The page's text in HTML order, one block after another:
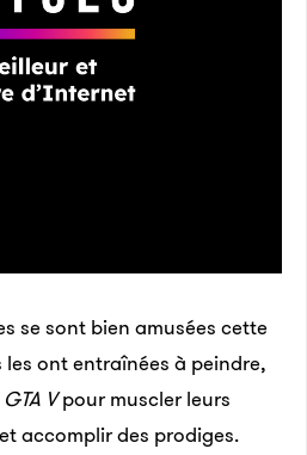
se sont bien amusées cette
ont entraînées à peindre,
GTA Vpour muscler leurs
accomplir des prodiges.